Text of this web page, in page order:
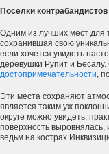
Поселки
Одним из лучших мест для
сохранившая свою
если хочется увидеть
деревушки Рупит и
достопримечательности,
Эти места сохраняют
является таким уж
округе можно увидеть,
поверхность
ведьм на кострах